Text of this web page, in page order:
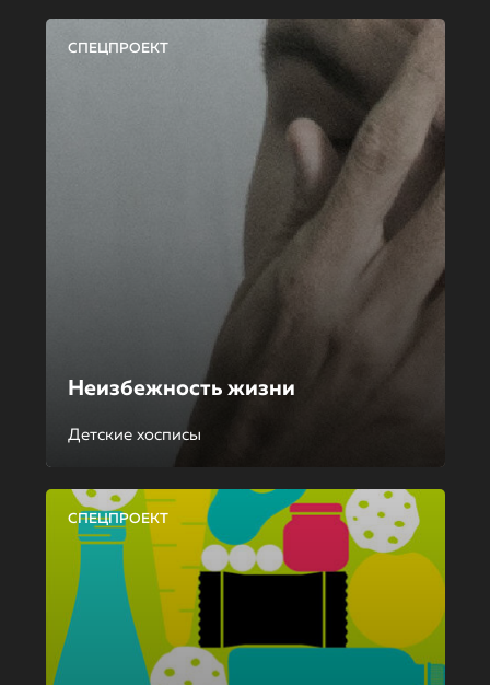
СПЕЦПРОЕКТ
Неизбежность жизни
Детские хосписы
СПЕЦПРОЕКТ